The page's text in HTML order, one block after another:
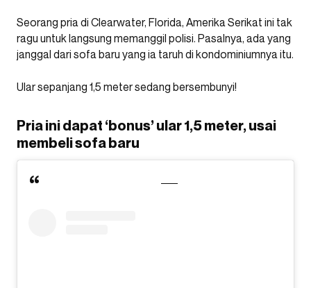
Seorang pria di Clearwater, Florida, Amerika Serikat ini tak
ragu untuk langsung memanggil polisi. Pasalnya, ada yang
janggal dari sofa baru yang ia taruh di kondominiumnya itu.
Ular sepanjang 1,5 meter sedang bersembunyi!
Pria ini dapat ‘bonus’ ular 1,5 meter, usai
membeli sofa baru